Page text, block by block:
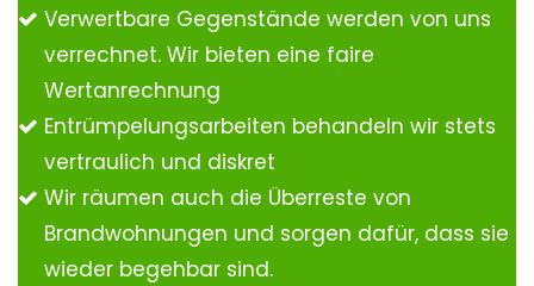
Verwertbare Gegenstände werden von uns
verrechnet. Wir bieten eine faire
Wertanrechnung
Entrümpelungsarbeiten behandeln wir stets
vertraulich und diskret
Wir räumen auch die Überreste von
Brandwohnungen und sorgen dafür, dass sie
wieder begehbar sind.